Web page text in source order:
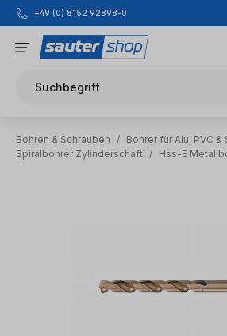
Zum Hauptinhalt springen
+49 (0) 8152 92898-0
Suchbegriff
Bohren & Schrauben / Bohrer für Alu, PVC &
Spiralbohrer Zylinderschaft / Hss-E